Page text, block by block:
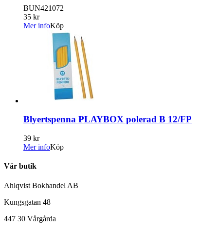
BUN421072
35 kr
Mer infoKöp
Blyertspenna PLAYBOX polerad B 12/FP
39 kr
Mer infoKöp
Vår butik
Ahlqvist Bokhandel AB
Kungsgatan 48
447 30 Vårgårda